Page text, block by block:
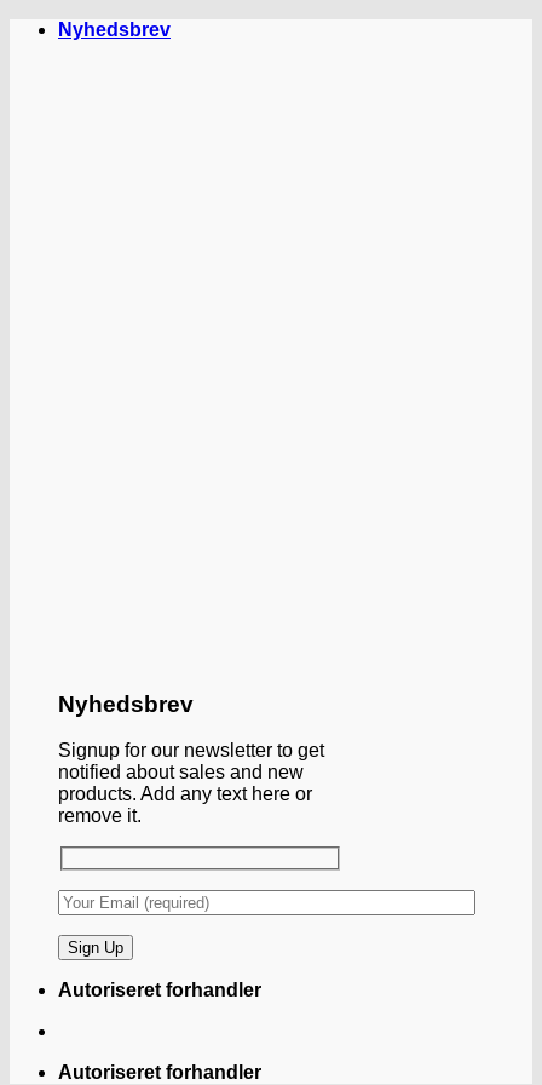
FortsætNyhedsbrev
Nyhedsbrev
Signup for our newsletter to get
notified about sales and new
products. Add any text here or
remove it.
Autoriseret forhandler
Autoriseret forhandler